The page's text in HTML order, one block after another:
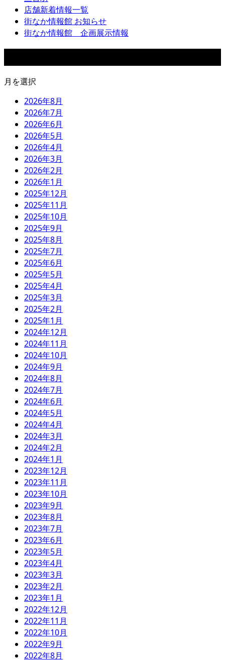
店舗新着情報一覧
街なか情報館 お知らせ
街なか情報館 企画展示情報
月を選択
2026年8月
2026年7月
2026年6月
2026年5月
2026年4月
2026年3月
2026年2月
2026年1月
2025年12月
2025年11月
2025年10月
2025年9月
2025年8月
2025年7月
2025年6月
2025年5月
2025年4月
2025年3月
2025年2月
2025年1月
2024年12月
2024年11月
2024年10月
2024年9月
2024年8月
2024年7月
2024年6月
2024年5月
2024年4月
2024年3月
2024年2月
2024年1月
2023年12月
2023年11月
2023年10月
2023年9月
2023年8月
2023年7月
2023年6月
2023年5月
2023年4月
2023年3月
2023年2月
2023年1月
2022年12月
2022年11月
2022年10月
2022年9月
2022年8月